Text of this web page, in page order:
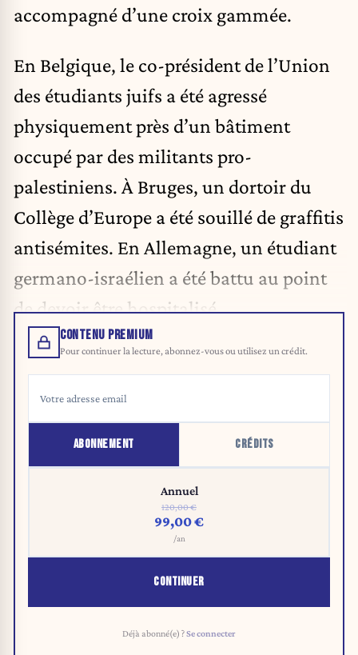
accompagné d’une croix gammée.
En Belgique, le co-président de l’Union
des étudiants juifs a été agressé
physiquement près d’un bâtiment
occupé par des militants pro-
palestiniens. À Bruges, un dortoir du
Collège d’Europe a été souillé de graffitis
antisémites. En Allemagne, un étudiant
germano-israélien a été battu au point
de devoir être hospitalisé.
CONTENU PREMIUM
Pour continuer la lecture, abonnez-vous ou utilisez un crédit.
ABONNEMENT CRÉDITS
Annuel
120,00 €
99,00 €
/an
CONTINUER
Déjà abonné(e) ?Se connecter